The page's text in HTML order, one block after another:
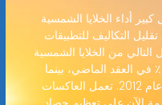
أداء الخلايا الشمسية
التكاليف للتطبيقات
التالي من الخلايا الشمسية
الصناعية من 18٪ إلى أكثر من 26٪ في العقد الماضي، بينما
انخفضت التكاليف بنسبة 85٪ منذ عام 2012. تعمل العاكسات